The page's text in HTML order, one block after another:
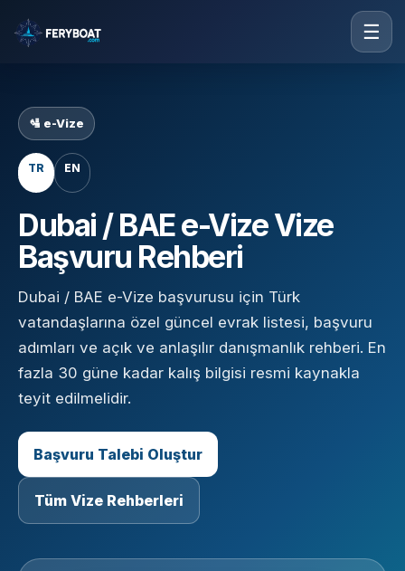
☰
🛂 e-Vize
TR EN
Dubai / BAE e-Vize Vize
Başvuru Rehberi
Dubai / BAE e-Vize başvurusu için Türk
vatandaşlarına özel güncel evrak listesi, başvuru
adımları ve açık ve anlaşılır danışmanlık rehberi. En
fazla 30 güne kadar kalış bilgisi resmi kaynakla
teyit edilmelidir.
Başvuru Talebi Oluştur
Tüm Vize Rehberleri